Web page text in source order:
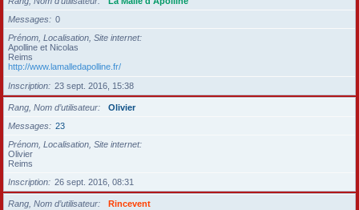
Messages
0
Prénom, Localisation, Site internet
Apolline et Nicolas
Reims
http://www.lamalledapolline.fr/
Inscription
23 sept. 2016, 15:38
Rang, Nom d’utilisateur
Olivier
Messages
23
Prénom, Localisation, Site internet
Olivier
Reims
Inscription
26 sept. 2016, 08:31
Rang, Nom d’utilisateur
Rincevent